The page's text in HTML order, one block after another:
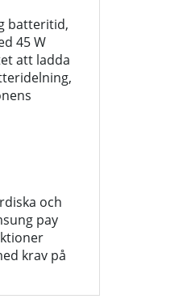
batteritid,
45 W
att ladda
och
pay
krav på